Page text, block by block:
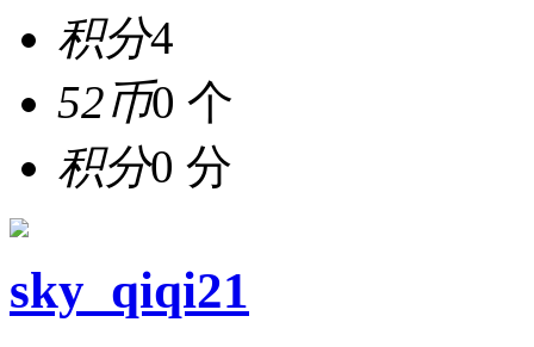
积分4
52币0 个
积分0 分
sky_qiqi21